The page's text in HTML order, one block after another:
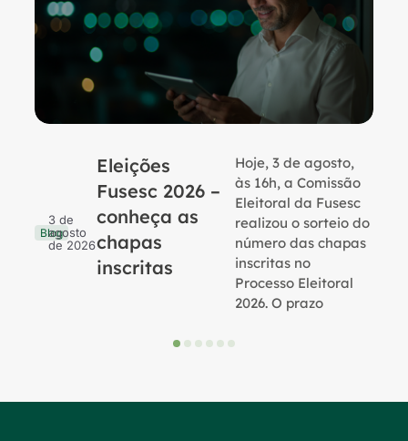
Blog
3 de
agosto
de 2026
Eleições
Fusesc 2026 –
conheça as
chapas
inscritas
Hoje, 3 de agosto,
às 16h, a Comissão
Eleitoral da Fusesc
realizou o sorteio do
número das chapas
inscritas no
Processo Eleitoral
2026. O prazo